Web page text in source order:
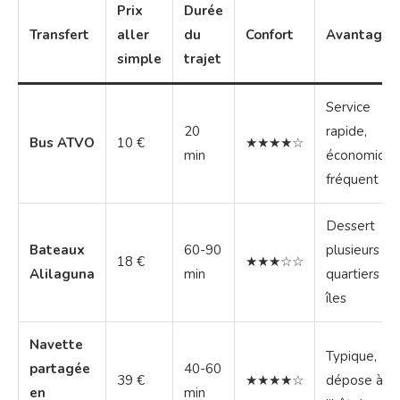
Transfert
Prix
aller
simple
Durée
du
trajet
Confort Avantages
Bus ATVO 10 €
20
min
★★★★☆
Service
rapide,
fréquent
Bateaux
Alilaguna
18 €
60-90
min
★★★☆☆
Dessert
plusieurs
quartiers et
îles
Navette
partagée
en
39 €
40-60
min
★★★★☆
Typique,
dépose à